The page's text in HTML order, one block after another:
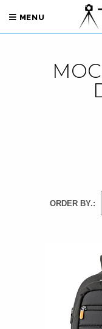
MENU
ORDER BY.: